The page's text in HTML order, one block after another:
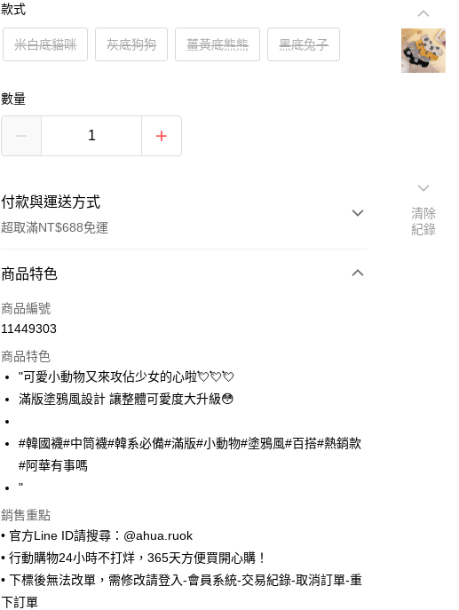
款式
米白底貓咪 灰底狗狗 薑黃底熊熊 黑底兔子
數量
付款與運送方式
超取滿NT$688免運
付款方式
信用卡一次付款
LINE Pay
Apple Pay
街口支付
悠遊付
ATM付款
運送方式
商品特色
商品編號
11449303
商品特色
"可愛小動物又來攻佔少女的心啦💘💘💘
滿版塗鴉風設計 讓整體可愛度大升級😳
#韓國襪#中筒襪#韓系必備#滿版#小動物#塗鴉風#百搭#熱銷款
#阿華有事嗎
"
銷售重點
• 官方Line ID請搜尋：@ahua.ruok
• 行動購物24小時不打烊，365天方便買開心購！
• 下標後無法改單，需修改請登入-會員系統-交易紀錄-取消訂單-重
下訂單
清除
紀錄